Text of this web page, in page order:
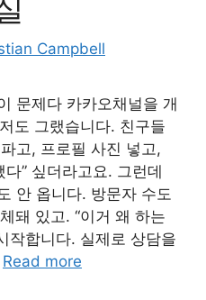
Campbell
문제다 카카오채널을 개
도 그랬습니다. 친구들
고, 프로필 사진 넣고,
” 싶더라고요. 그런데
안 옵니다. 방문자 수도
돼 있고. “이거 왜 하는
작합니다. 실제로 상담을
Read more